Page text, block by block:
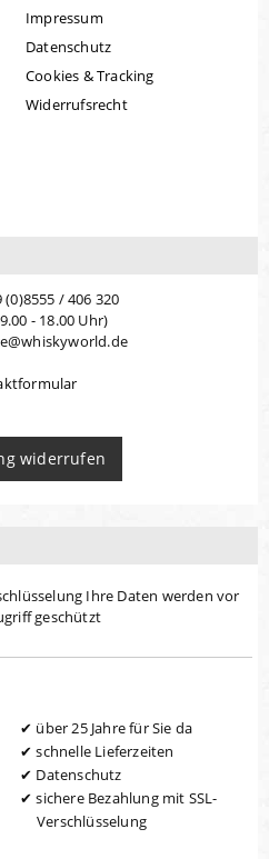
Impressum
Datenschutz
Cookies & Tracking
Widerrufsrecht
(0)8555 / 406 320
- 18.00 Uhr)
widerrufen
Ihre Daten werden vor
geschützt
über 25 Jahre für Sie da
schnelle Lieferzeiten
Datenschutz
sichere Bezahlung mit SSL-
Verschlüsselung